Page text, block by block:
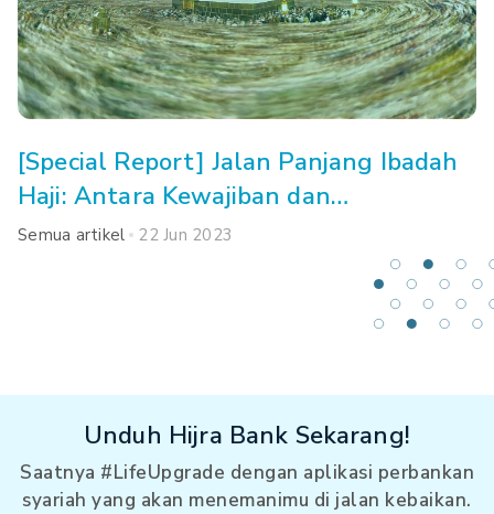
[Special Report] Jalan Panjang Ibadah
Haji: Antara Kewajiban dan
Kemampuan
Semua artikel 22 Jun 2023
Unduh Hijra Bank Sekarang!
Saatnya #LifeUpgrade dengan aplikasi perbankan
syariah yang akan menemanimu di jalan kebaikan.